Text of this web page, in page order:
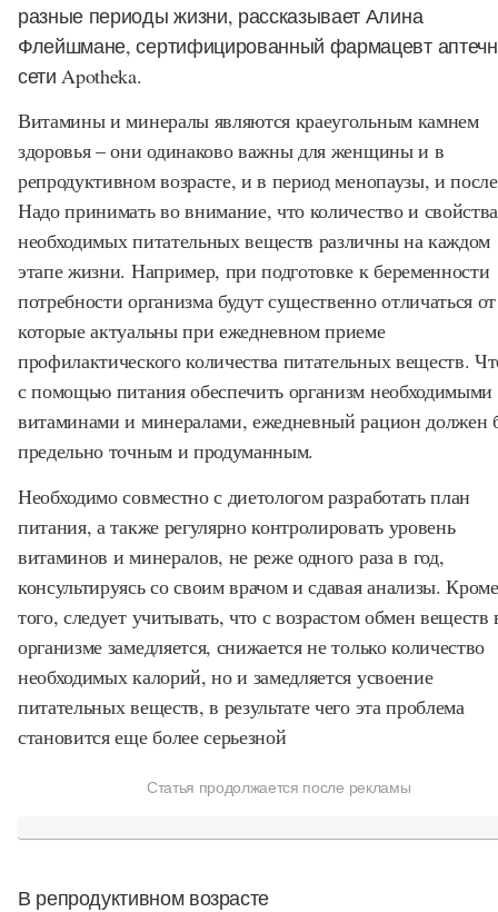
разные периоды жизни, рассказывает Алина
Флейшмане, сертифицированный фармацевт
сети Apotheka.
Витамины и минералы являются краеугольным камнем
здоровья – они одинаково важны для женщины и в
репродуктивном возрасте, и в период менопаузы, и
Надо принимать во внимание, что количество и свойства
необходимых питательных веществ различны на каждом
этапе жизни. Например, при подготовке к беременности
потребности организма будут существенно отличаться
которые актуальны при ежедневном приеме
профилактического количества питательных веществ.
с помощью питания обеспечить организм необходимыми
витаминами и минералами, ежедневный рацион должен
предельно точным и продуманным.
Необходимо совместно с диетологом разработать план
питания, а также регулярно контролировать уровень
витаминов и минералов, не реже одного раза в год,
консультируясь со своим врачом и сдавая анализы. Кроме
того, следует учитывать, что с возрастом обмен веществ
организме замедляется, снижается не только количество
необходимых калорий, но и замедляется усвоение
питательных веществ, в результате чего эта проблема
становится еще более серьезной
Статья продолжается после рекламы
В репродуктивном возрасте